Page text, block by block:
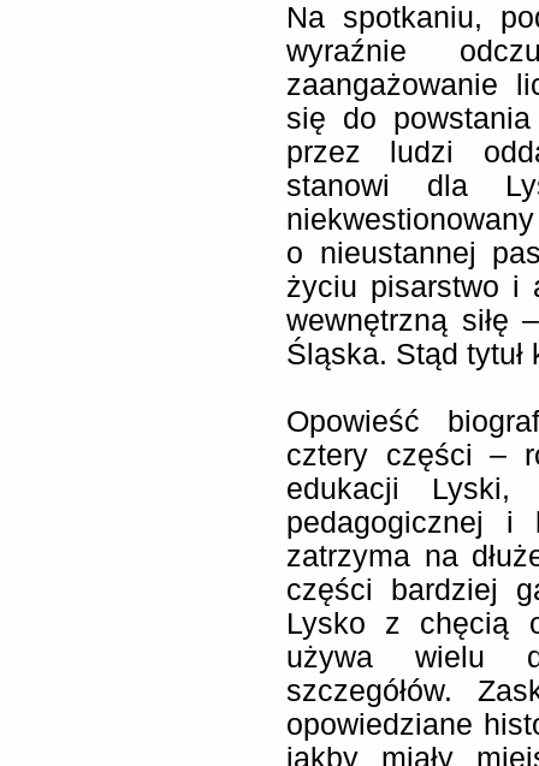
Na spotkaniu,
wyraźnie
zaangażowanie
się do
przez ludzi
stanowi dla
o nieustannej
życiu pisarstwo i
wewnętrzną siłę
Śląska. Stąd tytuł
Opowieść
cztery części –
edukacji
pedagogicznej i
zatrzyma na
części bardziej
Lysko z chęcią
używa wielu
szczegółów.
opowiedziane
jakby miały